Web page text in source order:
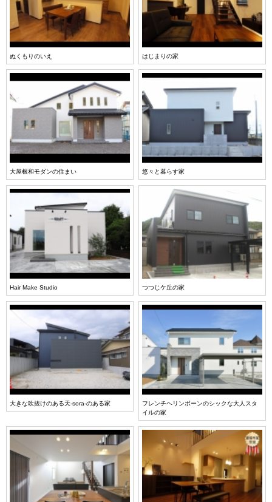
ぬくもりのいえ はじまりの家
大屋根和モダンの住まい 悠々と暮らす家
Hair Make Studio つつじケ丘の家
大きな吹抜けのある天-sora-のある家
フレンチヘリンボーンのシックな大人スタ
イルの家